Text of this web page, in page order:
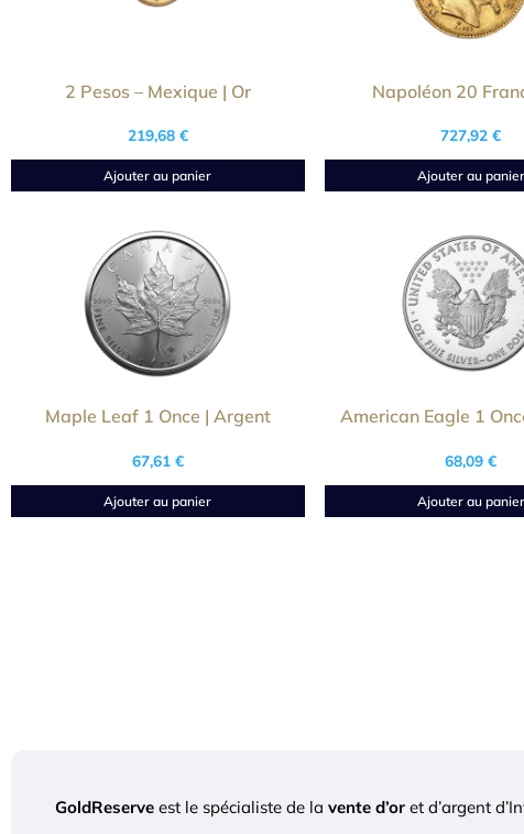
2 Pesos – Mexique | Or
219,68 €
Ajouter au panier
Napoléon 20
727,92€
Ajouter au panier
Maple Leaf 1 Once | Argent
67,61 €
Ajouter au panier
American Eagle 1
68,09€
Ajouter au panier
GoldReserve est le spécialiste de la vente d’or et d’argent